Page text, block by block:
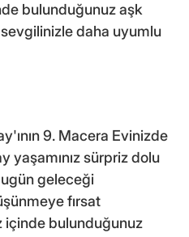
bulunduğunuz aşk
daha uyumlu
9. Macera Evinizde
yaşamınız sürpriz dolu
geleceği
fırsat
içinde bulunduğunuz